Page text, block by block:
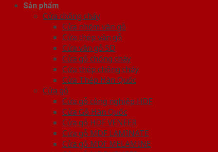
Sản phẩm
Cửa chống cháy
Cửa nhôm vân gỗ
Cửa thép vân gỗ
Cửa vân gỗ 5D
Cửa gỗ chống cháy
Cửa thép chống cháy
Cửa Thép Hàn Quốc
Cửa gỗ
Cửa gỗ công nghiệp HDF
Cửa Gỗ Hàn Quốc
Cửa gỗ HDF VENEER
Cửa gỗ MDF LAMINATE
Cửa gỗ MDF MELAMINE